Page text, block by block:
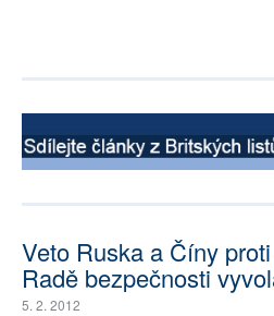
RUBRIKY
Veto Ruska a Číny
Radě bezpečnosti
5. 2. 2012